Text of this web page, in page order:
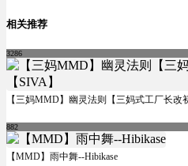
相关推荐
3286
【三妈MMD】幽灵法则【三妈式工厂长改
882
【MMD】雨中舞--Hibikase